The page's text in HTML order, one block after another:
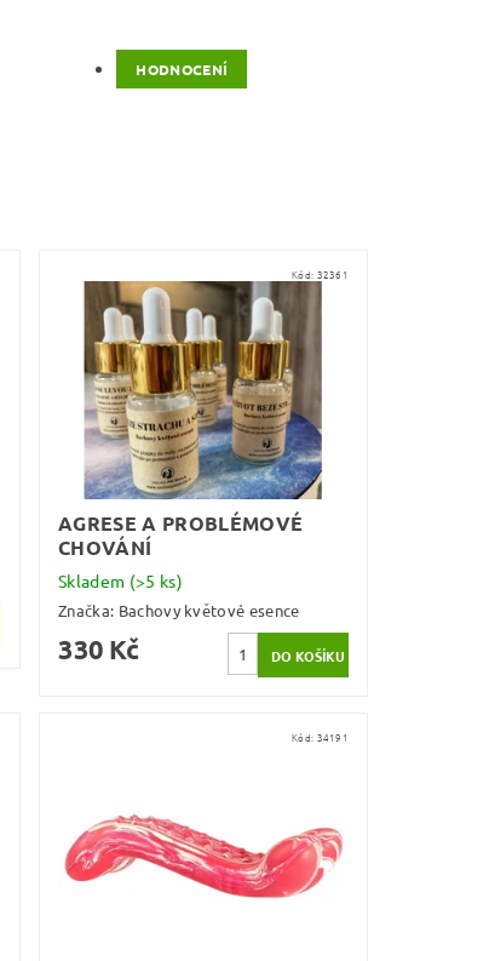
HODNOCENÍ
Kód: 32361
AGRESE A PROBLÉMOVÉ
CHOVÁNÍ
Skladem (>5 ks)
Značka: Bachovy květové esence
330 Kč
Kód: 34191